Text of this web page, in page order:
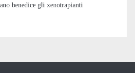
benedice gli xenotrapianti